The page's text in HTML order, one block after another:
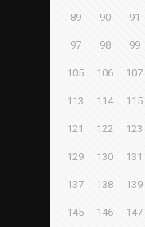
89 90 91
97 98 99
105 106 107
113 114 115
121 122 123
129 130 131
137 138 139
145 146 147